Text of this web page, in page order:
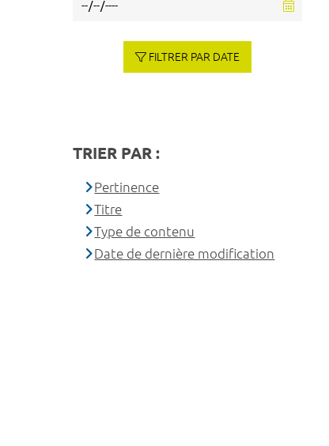
FILTRER PAR DATE
TRIER PAR :
Pertinence
Titre
Type de contenu
Date de dernière modification